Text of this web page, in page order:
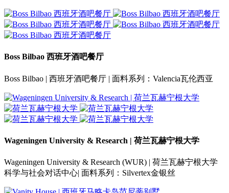
Boss Bilbao 西班牙酒吧餐厅
Boss Bilbao | 西班牙酒吧餐厅 | 面料系列：Valencia瓦伦西亚
Wageningen University & Research | 荷兰瓦赫宁根大学
Wageningen University & Research (WUR) | 荷兰瓦赫宁根大学
科学与社会对话中心| 面料系列：Silvertex金银丝